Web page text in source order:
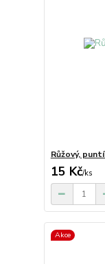
Růžový,
15 Kč/ks
Akce